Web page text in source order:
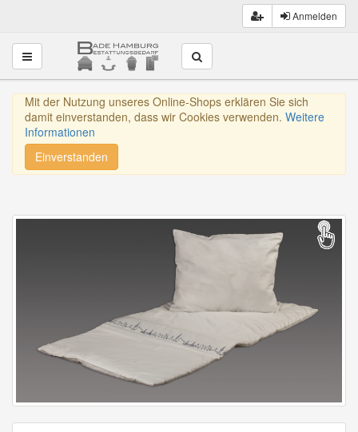
Anmelden
Toggle navigation
Mit der Nutzung unseres Online-Shops erklären Sie sich
damit einverstanden, dass wir Cookies verwenden. Weitere
Informationen
Einverstanden